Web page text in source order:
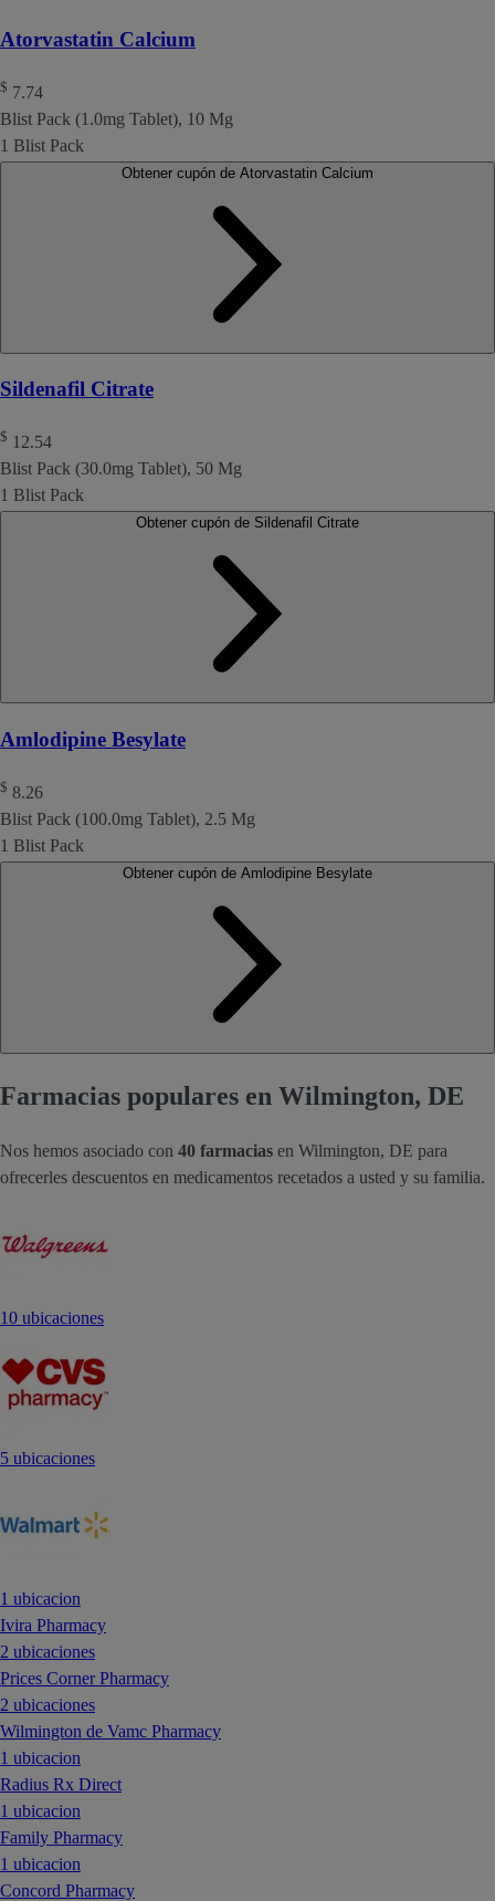
Atorvastatin Calcium
$ 7.74
Blist Pack (1.0mg Tablet), 10 Mg
1 Blist Pack
Sildenafil Citrate
$ 12.54
Blist Pack (30.0mg Tablet), 50 Mg
1 Blist Pack
Amlodipine Besylate
$ 8.26
Blist Pack (100.0mg Tablet), 2.5 Mg
1 Blist Pack
Farmacias populares en Wilmington, DE
Nos hemos asociado con 40 farmacias en Wilmington, DE para
ofrecerles descuentos en medicamentos recetados a usted y su familia.
10 ubicaciones
5 ubicaciones
1 ubicacion
Ivira Pharmacy
2 ubicaciones
Prices Corner Pharmacy
2 ubicaciones
Wilmington de Vamc Pharmacy
1 ubicacion
Radius Rx Direct
1 ubicacion
Family Pharmacy
1 ubicacion
Concord Pharmacy